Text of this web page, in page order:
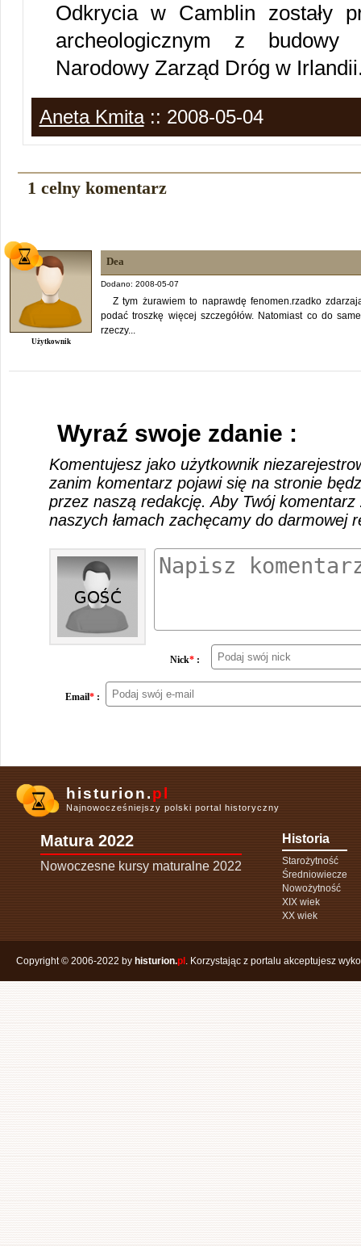
Odkrycia w Camblin zostały
archeologicznym z
Narodowy Zarząd Dróg w
Aneta Kmita:: 2008-05-04
1 celny komentarz
Użytkownik
Dea
Dodano: 2008-05-07
Z tym żurawiem to naprawdę fenomen.rzadko
podać troszkę więcej szczegółów. Natomiast co do
rzeczy...
Wyraź swoje zdanie :
Komentujesz jako użytkownik
zanim komentarz pojawi się na stronie
przez naszą redakcję. Aby Twój
naszych łamach zachęcamy do darmowej
Nick* :
Email* :
histurion.pl
Najnowocześniejszy polski portal historyczny
Matura 2022
Nowoczesne kursy maturalne 2022
Historia
Starożytność
Średniowiecze
Nowożytność
XIX wiek
XX wiek
Copyright © 2006-2022 by histurion.pl . Korzystając z portalu akceptujesz